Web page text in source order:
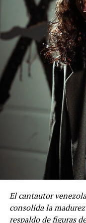
Puerto Rico,
Rosario y
testigos de un show
El cantautor
consolida la
respaldo de figuras